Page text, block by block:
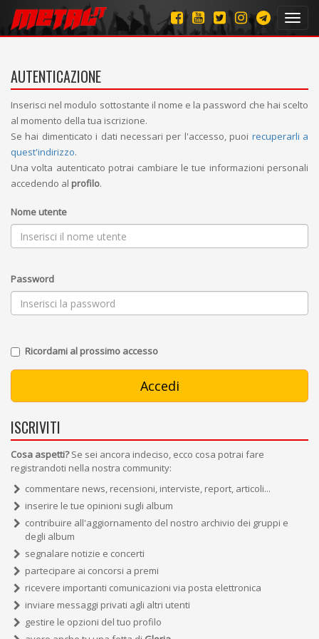
AUTENTICAZIONE
Inserisci nel modulo sottostante il nome e la password che hai scelto
al momento della tua iscrizione.
Se hai dimenticato i dati necessari per l'accesso, puoi recuperarli a
quest'indirizzo.
Una volta autenticato potrai cambiare le tue informazioni personali
accedendo al profilo.
Nome utente
Password
Ricordami al prossimo accesso
ISCRIVITI
Cosa aspetti?Se sei ancora indeciso, ecco cosa potrai fare
registrandoti nella nostra community:
commentare news, recensioni, interviste, report, articoli...
inserire le tue opinioni sugli album
contribuire all'aggiornamento del nostro archivio dei gruppi e
degli album
segnalare notizie e concerti
partecipare ai concorsi a premi
ricevere importanti comunicazioni via posta elettronica
inviare messaggi privati agli altri utenti
gestire le opzioni del tuo profilo